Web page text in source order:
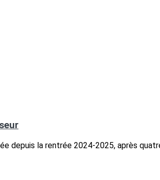
depuis la rentrée 2024-2025, après